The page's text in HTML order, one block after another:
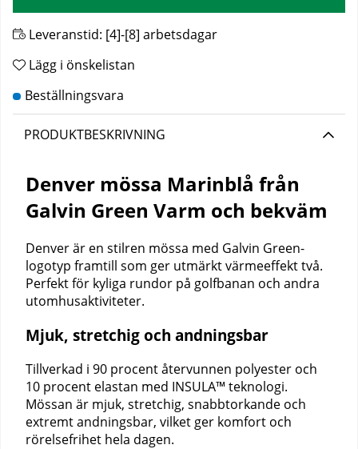
Leveranstid: [4]-[8] arbetsdagar
Lägg i önskelistan
PRODUKTBESKRIVNING
Denver mössa Marinblå från
Galvin Green Varm och bekväm
Denver är en stilren mössa med Galvin Green-
logotyp framtill som ger utmärkt värmeeffekt två.
Perfekt för kyliga rundor på golfbanan och andra
utomhusaktiviteter.
Mjuk, stretchig och andningsbar
Tillverkad i 90 procent återvunnen polyester och
10 procent elastan med INSULA™ teknologi.
Mössan är mjuk, stretchig, snabbtorkande och
extremt andningsbar, vilket ger komfort och
rörelsefrihet hela dagen.